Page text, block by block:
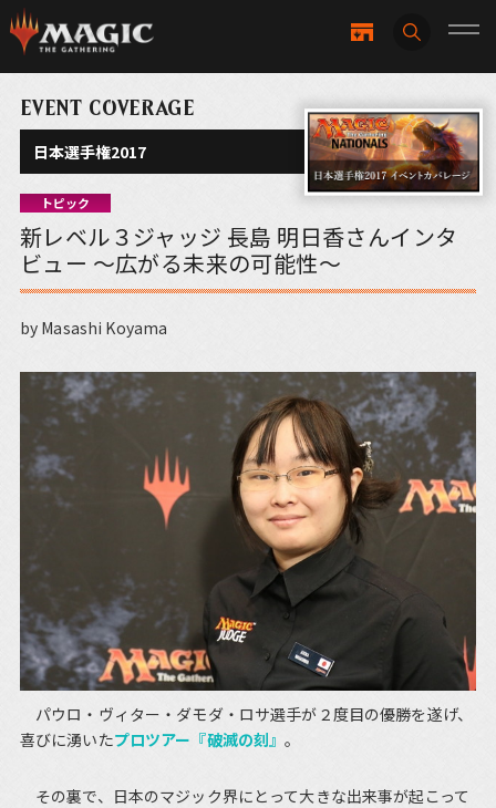
EVENT COVERAGE
日本選手権2017
トピック
新レベル３ジャッジ 長島 明日香さんインタ
ビュー ～広がる未来の可能性～
by Masashi Koyama
パウロ・ヴィター・ダモダ・ロサ選手が２度目の優勝を遂げ、
喜びに湧いたプロツアー『破滅の刻』。
その裏で、日本のマジック界にとって大きな出来事が起こって